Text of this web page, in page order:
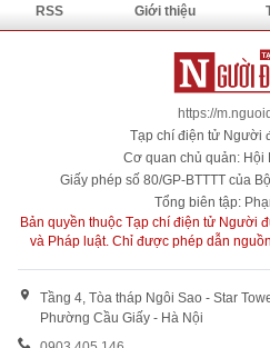
RSS Giới thiệu
https://
Tạp chí điện tử Người
Cơ quan chủ quản: Hội
Giấy phép số 80/GP-BTTTT của
Tổng biên tập:
Bản quyền thuộc Tạp chí điện tử Người
và Pháp luật. Chỉ được phép dẫn
Tầng 4, Tòa tháp Ngôi Sao - Star
Phường Cầu Giấy - Hà Nội